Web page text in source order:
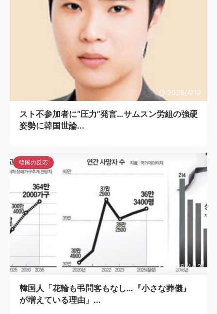
2026/4/12
スト不参加者に“圧力”発言…サムスン労組の強硬
姿勢に韓国世論...
2026/4/12
韓国の反応
韓国人「花輪も弔問客もなし…『小さな葬儀』
が増えている理由」...